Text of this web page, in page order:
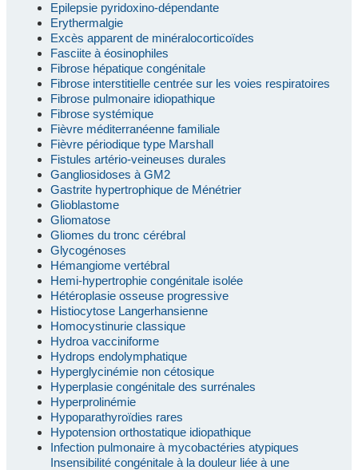
Epilepsie pyridoxino-dépendante
Erythermalgie
Excès apparent de minéralocorticoïdes
Fasciite à éosinophiles
Fibrose hépatique congénitale
Fibrose interstitielle centrée sur les voies respiratoires
Fibrose pulmonaire idiopathique
Fibrose systémique
Fièvre méditerranéenne familiale
Fièvre périodique type Marshall
Fistules artério-veineuses durales
Gangliosidoses à GM2
Gastrite hypertrophique de Ménétrier
Glioblastome
Gliomatose
Gliomes du tronc cérébral
Glycogénoses
Hémangiome vertébral
Hemi-hypertrophie congénitale isolée
Hétéroplasie osseuse progressive
Histiocytose Langerhansienne
Homocystinurie classique
Hydroa vacciniforme
Hydrops endolymphatique
Hyperglycinémie non cétosique
Hyperplasie congénitale des surrénales
Hyperprolinémie
Hypoparathyroïdies rares
Hypotension orthostatique idiopathique
Infection pulmonaire à mycobactéries atypiques
Insensibilité congénitale à la douleur liée à une